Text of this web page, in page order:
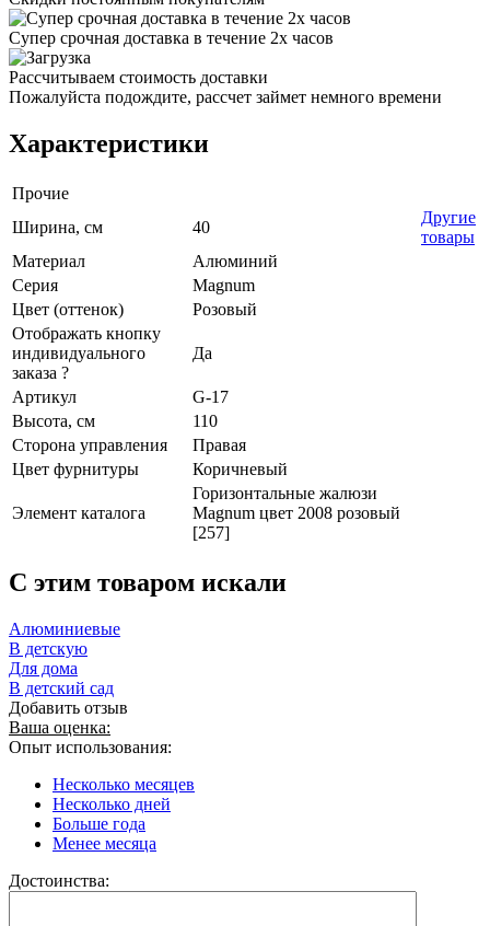
Супер срочная доставка в течение 2х часов
Рассчитываем стоимость доставки
Пожалуйста подождите, рассчет займет немного времени
Характеристики
Прочие
Ширина, см
40
Другие
товары
Материал
Алюминий
Серия
Magnum
Цвет (оттенок)
Розовый
Отображать кнопку
индивидуального
заказа ?
Да
Артикул
G-17
Высота, см
110
Сторона управления
Правая
Цвет фурнитуры
Коричневый
Элемент каталога
Горизонтальные жалюзи
Magnum цвет 2008 розовый
[257]
C этим товаром искали
Алюминиевые
В детскую
Для дома
В детский сад
Добавить отзыв
Ваша оценка:
Опыт использования:
Несколько месяцев
Несколько дней
Больше года
Менее месяца
Достоинства: